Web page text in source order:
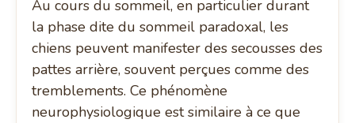
Au cours du sommeil, en particulier durant
la phase dite du sommeil paradoxal, les
chiens peuvent manifester des secousses des
pattes arrière, souvent perçues comme des
tremblements. Ce phénomène
neurophysiologique est similaire à ce que